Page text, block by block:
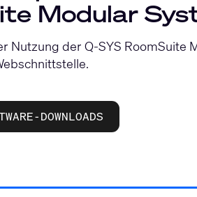
Modular
Nutzung der Q-SYS RoomSuite
DOWNLOADS